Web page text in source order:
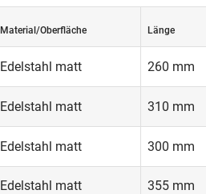
Material/Oberfläche Länge
Edelstahl matt 260 mm
Edelstahl matt 310 mm
Edelstahl matt 300 mm
Edelstahl matt 355 mm